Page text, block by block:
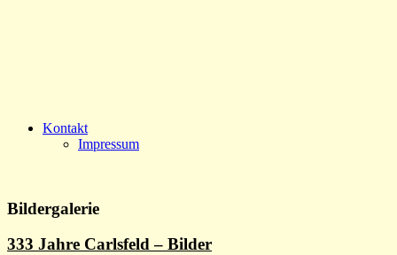
Kontakt
Impressum
Bildergalerie
333 Jahre Carlsfeld – Bilder